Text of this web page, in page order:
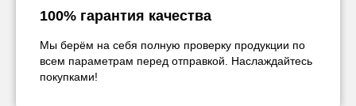
100% гарантия качества
Мы берём на себя полную проверку продукции по
всем параметрам перед отправкой. Наслаждайтесь
покупками!